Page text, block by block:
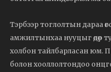
Тэрбээр тоглолтын дараа
амжилтынхаа нууцыг өдөр
холбон тайлбарласан юм.
болон хооллолтондоо